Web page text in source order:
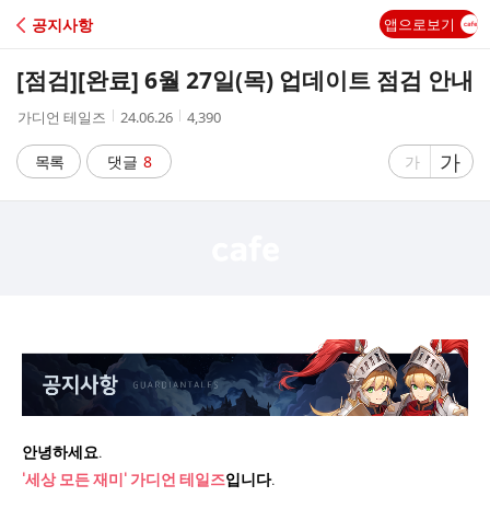
C
A
공지사항 앱으로보기
[점검][완료] 6월 27일(목) 업데이트 점검 안내
작
자
가디언 테일즈
작
시
간
24.06.26
조
4,390
목록 댓글 8
글
가
글
자
가
안녕하세요.
'세상 모든 재미' 가디언 테일즈입니다.